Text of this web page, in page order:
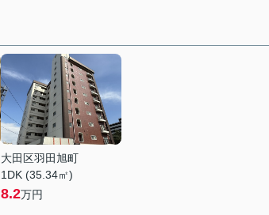
大田区羽田旭町
1DK (35.34㎡)
8.2万円